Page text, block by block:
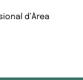
d’Àrea